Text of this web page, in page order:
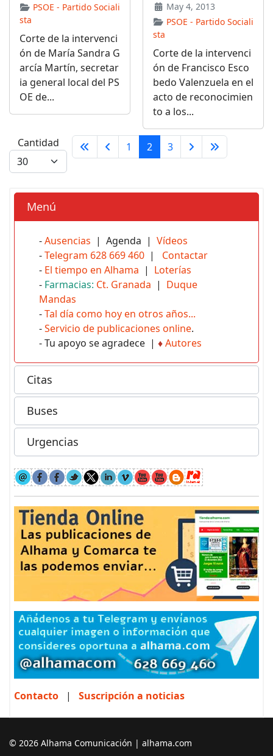
PSOE - Partido Sociali
sta
Corte de la intervenci
ón de María Sandra G
arcía Martín, secretar
ia general local del PS
OE de...
May 4, 2013
PSOE - Partido Sociali
sta
Corte de la intervenci
ón de Francisco Esco
bedo Valenzuela en el
acto de reconocimien
to a los...
Cantidad 1 2 3
Menú
-Ausencias | Agenda | Vídeos
-Telegram 628 669 460 | Contactar
- El tiempo en Alhama | Loterías
- Farmacias: Ct. Granada | Duque
Mandas
-Tal día como hoy en otros años...
-Servicio de publicaciones online.
- Tu apoyo se agradece | ♦Autores
Citas
Buses
Urgencias
Contacto | Suscripción a noticias
© 2026 Alhama Comunicación | alhama.com